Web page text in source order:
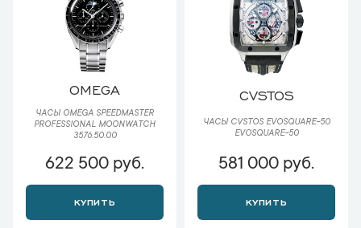
OMEGA
ЧАСЫ OMEGA SPEEDMASTER
PROFESSIONAL MOONWATCH
3576.50.00
622 500 руб.
КУПИТЬ
CVSTOS
ЧАСЫ CVSTOS EVOSQUARE-50
EVOSQUARE-50
581 000 руб.
КУПИТЬ